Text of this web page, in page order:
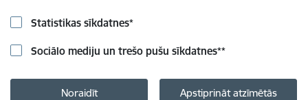
Statistikas sīkdatnes*
Sociālo mediju un trešo pušu sīkdatnes**
Noraidīt Apstiprināt atzīmētās